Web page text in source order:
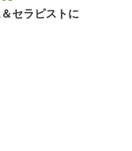
セラピストに